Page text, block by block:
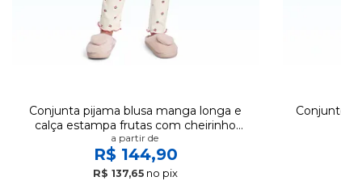
Conjunta pijama blusa manga longa e
calça estampa frutas com cheirinho
menina
a partir de
R$ 144,90
R$ 137,65 no pix